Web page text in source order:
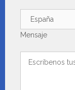
Mensaje